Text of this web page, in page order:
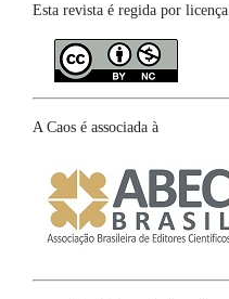
Esta revista é regida por licença
A Caos é associada à